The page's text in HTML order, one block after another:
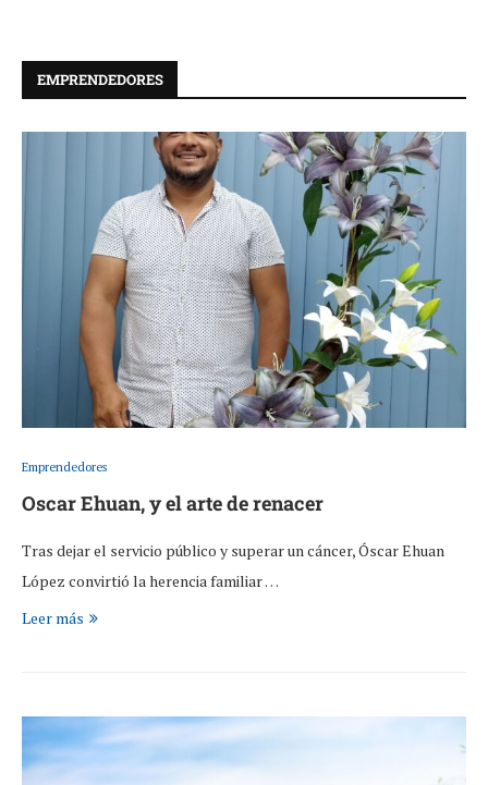
EMPRENDEDORES
Emprendedores
Oscar Ehuan, y el arte de renacer
Tras dejar el servicio público y superar un cáncer, Óscar Ehuan
López convirtió la herencia familiar …
Leer más